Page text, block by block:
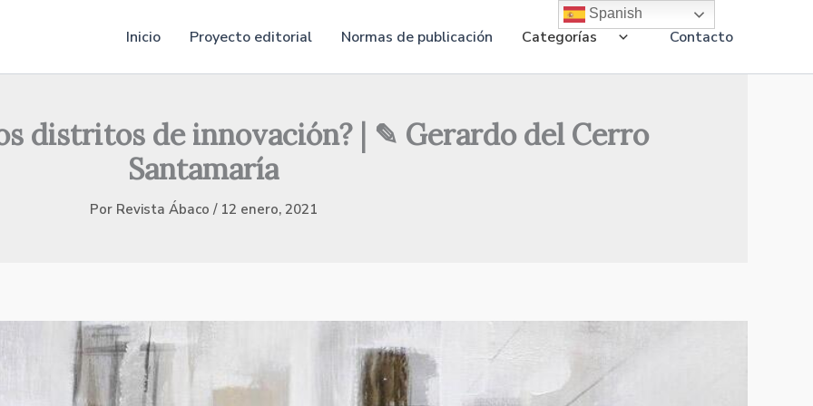
Inicio Proyecto editorial Normas de publicación Categorías Contacto
distritos de innovación? | ✎ Gerardo del Cerro
Santamaría
Por Revista Ábaco / 12 enero, 2021
Spanish